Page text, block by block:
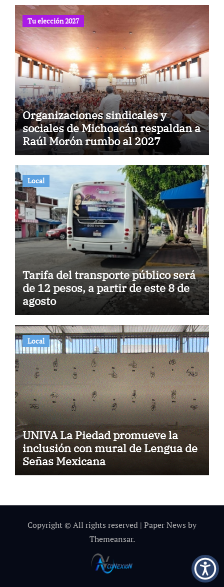
Tu elección 2027
Organizaciones sindicales y
sociales de Michoacán respaldan a
Raúl Morón rumbo al 2027
Local
Tarifa del transporte público será
de 12 pesos, a partir de este 8 de
agosto
Local
UNIVA La Piedad promueve la
inclusión con mural de Lengua de
Señas Mexicana
Copyright © All rights reserved | Paper News by
Themeansar.